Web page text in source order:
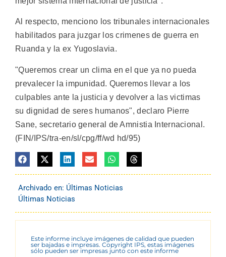
Al respecto, menciono los tribunales internacionales
habilitados para juzgar los crimenes de guerra en
Ruanda y la ex Yugoslavia.
"Queremos crear un clima en el que ya no pueda
prevalecer la impunidad. Queremos llevar a los
culpables ante la justicia y devolver a las victimas
su dignidad de seres humanos", declaro Pierre
Sane, secretario general de Amnistia Internacional.
(FIN/IPS/tra-en/sl/cpg/ff/wd hd/95)
Archivado en: Últimas Noticias
Últimas Noticias
Este informe incluye imágenes de calidad que pueden
ser bajadas e impresas. Copyright IPS, estas imágenes
sólo pueden ser impresas junto con este informe